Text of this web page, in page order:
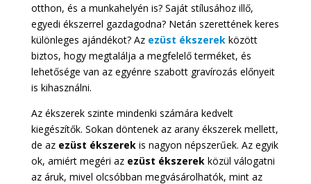
otthon, és a munkahelyén is? Saját stílusához illő,
egyedi ékszerrel gazdagodna? Netán szerettének keres
különleges ajándékot? Az ezüst ékszerekközött
biztos, hogy megtalálja a megfelelő terméket, és
lehetősége van az egyénre szabott gravírozás előnyeit
is kihasználni.
Az ékszerek szinte mindenki számára kedvelt
kiegészítők. Sokan döntenek az arany ékszerek mellett,
de azezüst ékszerekis nagyon népszerűek. Az egyik
ok, amiért megéri az ezüst ékszerekközül válogatni
az áruk, mivel olcsóbban megvásárolhatók, mint az